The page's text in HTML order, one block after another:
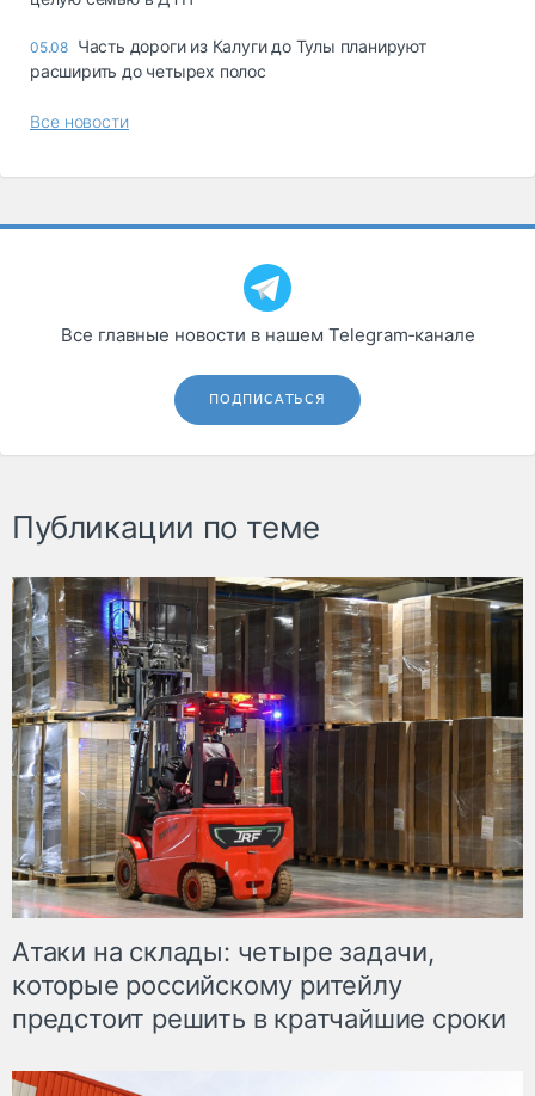
05.08 Часть дороги из Калуги до Тулы планируют
расширить до четырех полос
Все новости
Все главные новости в нашем Telegram‑канале
ПОДПИСАТЬСЯ
Публикации по теме
Атаки на склады: четыре задачи,
которые российскому ритейлу
предстоит решить в кратчайшие сроки